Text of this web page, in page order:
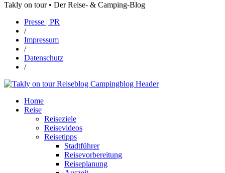
Takly on tour • Der Reise- & Camping-Blog
Presse | PR
/
Impressum
/
Datenschutz
/
Home
Reise
Reiseziele
Reisevideos
Reisetipps
Stadtführer
Reisevorbereitung
Reiseplanung